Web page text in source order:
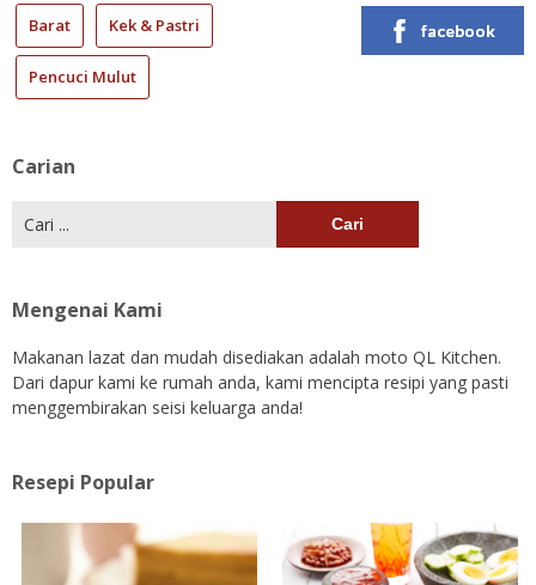
Barat Kek & Pastri
Pencuci Mulut
facebook
Carian
Mengenai Kami
Makanan lazat dan mudah disediakan adalah moto QL Kitchen.
Dari dapur kami ke rumah anda, kami mencipta resipi yang pasti
menggembirakan seisi keluarga anda!
Resepi Popular